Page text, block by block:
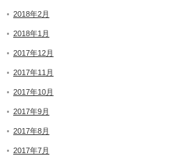
2018年2月
2018年1月
2017年12月
2017年11月
2017年10月
2017年9月
2017年8月
2017年7月